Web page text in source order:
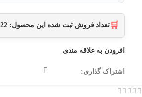
🛒 تعداد فروش ثبت شده این محصول: 22
افزودن به علاقه مندی
اشتراک گذاری: